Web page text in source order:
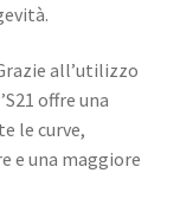
all’utilizzo
offre una
le curve,
e una maggiore